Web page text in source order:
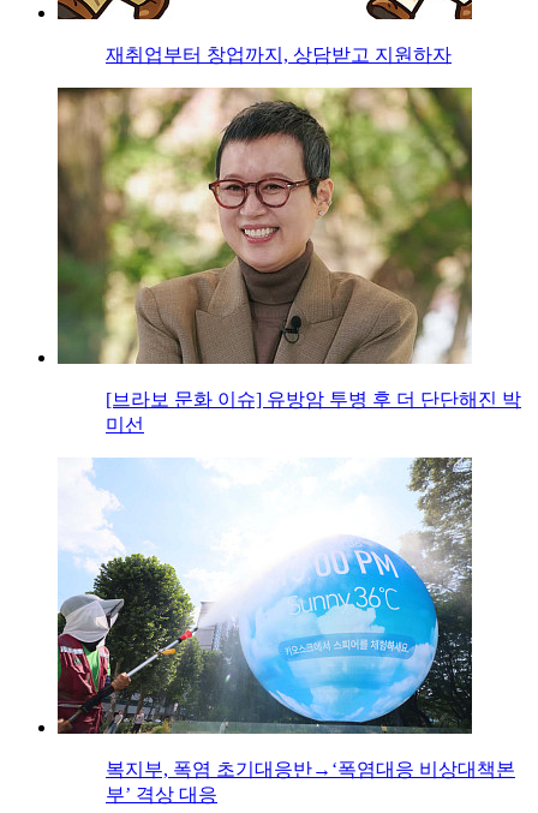
재취업부터 창업까지, 상담받고 지원하자
[브라보 문화 이슈] 유방암 투병 후 더 단단해진 박
미선
복지부, 폭염 초기대응반→‘폭염대응 비상대책본
부’ 격상 대응